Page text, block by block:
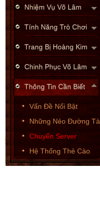
Nhiệm Vụ Võ Lâm
Tính Năng Trò Chơi
Trang Bị Hoàng Kim
Chinh Phục Võ Lâm
Thông Tin Cần Biết
Vấn Đề Nổi Bật
Những Nẻo Đường Tà
Chuyển Server
Hệ Thống Thẻ Cào